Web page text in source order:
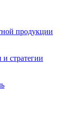
продукции
стратегии